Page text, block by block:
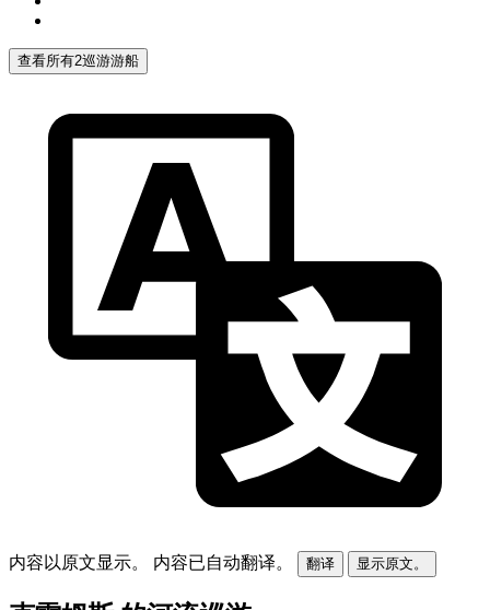
查看所有2巡游游船
内容以原文显示。 内容已自动翻译。 翻译 显示原文。